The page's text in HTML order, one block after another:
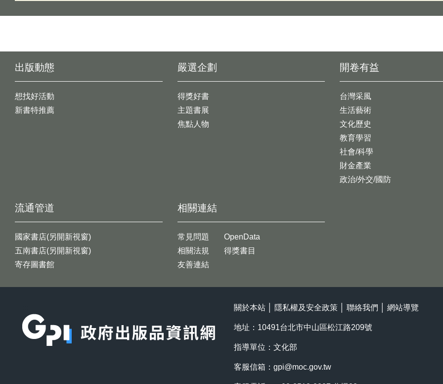
出版動態
想找好活動
新書特推薦
開卷有益
台灣采風
生活藝術
文化歷史
教育學習
社會/科學
財金產業
政治/外交/國防
嚴選企劃
得獎好書
主題書展
焦點人物
流通管道
國家書店(另開新視窗)
五南書店(另開新視窗)
寄存圖書館
相關連結
常見問題
相關法規
友善連結
OpenData
得獎書目
關於本站 隱私權及安全政策 聯絡我們 網站導覽
地址：10491台北市中山區松江路209號
指導單位：文化部
客服信箱： gpi@moc.gov.tw